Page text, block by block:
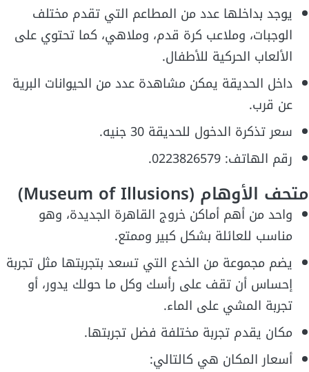
يوجد بداخلها عدد من المطاعم التي تقدم مختلف
الوجبات، وملاعب كرة قدم، وملاهي، كما تحتوي على
الألعاب الحركية للأطفال.
داخل الحديقة يمكن مشاهدة عدد من الحيوانات البرية
عن قرب.
سعر تذكرة الدخول للحديقة 30 جنيه.
رقم الهاتف: 0223826579.
متحف الأوهام (Museum of Illusions)
واحد من أهم أماكن خروج القاهرة الجديدة، وهو
مناسب للعائلة بشكل كبير وممتع.
يضم مجموعة من الخدع التي تسعد بتجربتها مثل تجربة
إحساس أن تقف على رأسك وكل ما حولك يدور، أو
تجربة المشي على الماء.
مكان يقدم تجربة مختلفة فضل تجربتها.
أسعار المكان هي كالتالي: